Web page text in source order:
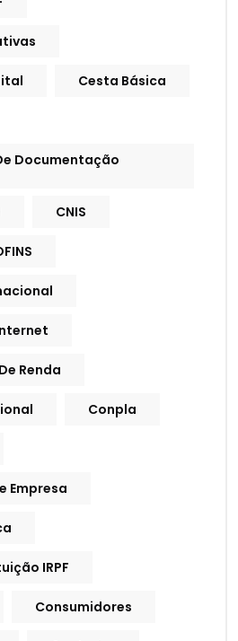
Cesta Básica
Documentação
CNIS
Renda
Conpla
Empresa
IRPF
Consumidores